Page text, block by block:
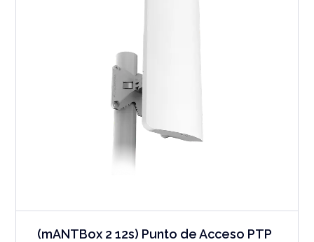
(mANTBox 2 12s) Punto de Acceso PTP